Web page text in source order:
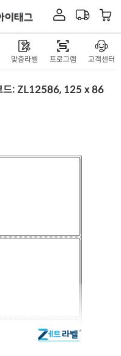
맞춤라벨 프로그램 고객센터
드: ZL12586, 125 x 86